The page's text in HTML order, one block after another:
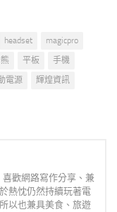
headset
magicpro
平板
手機
電源
輝煌資訊
喜歡網路寫作分享、兼
熱忱仍然持續玩著電
以也兼具美食、旅遊